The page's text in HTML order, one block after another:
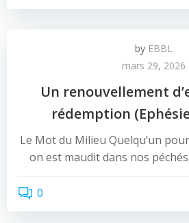
by EBBL
mars 29, 2026
Un renouvellement
rédemption
Le Mot du Milieu Quelqu’un
on est maudit dans nos
0